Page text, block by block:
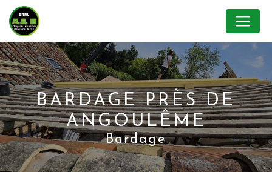
BARDAGE PRÈS DE
ANGOULÊME
Bardage
Panneau de gestion des cookies